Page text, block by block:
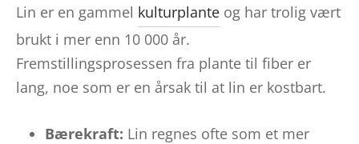
Lin er en gammel kulturplante og har trolig vært
brukt i mer enn 10 000 år.
Fremstillingsprosessen fra plante til fiber er
lang, noe som er en årsak til at lin er kostbart.
Bærekraft: Lin regnes ofte som et mer